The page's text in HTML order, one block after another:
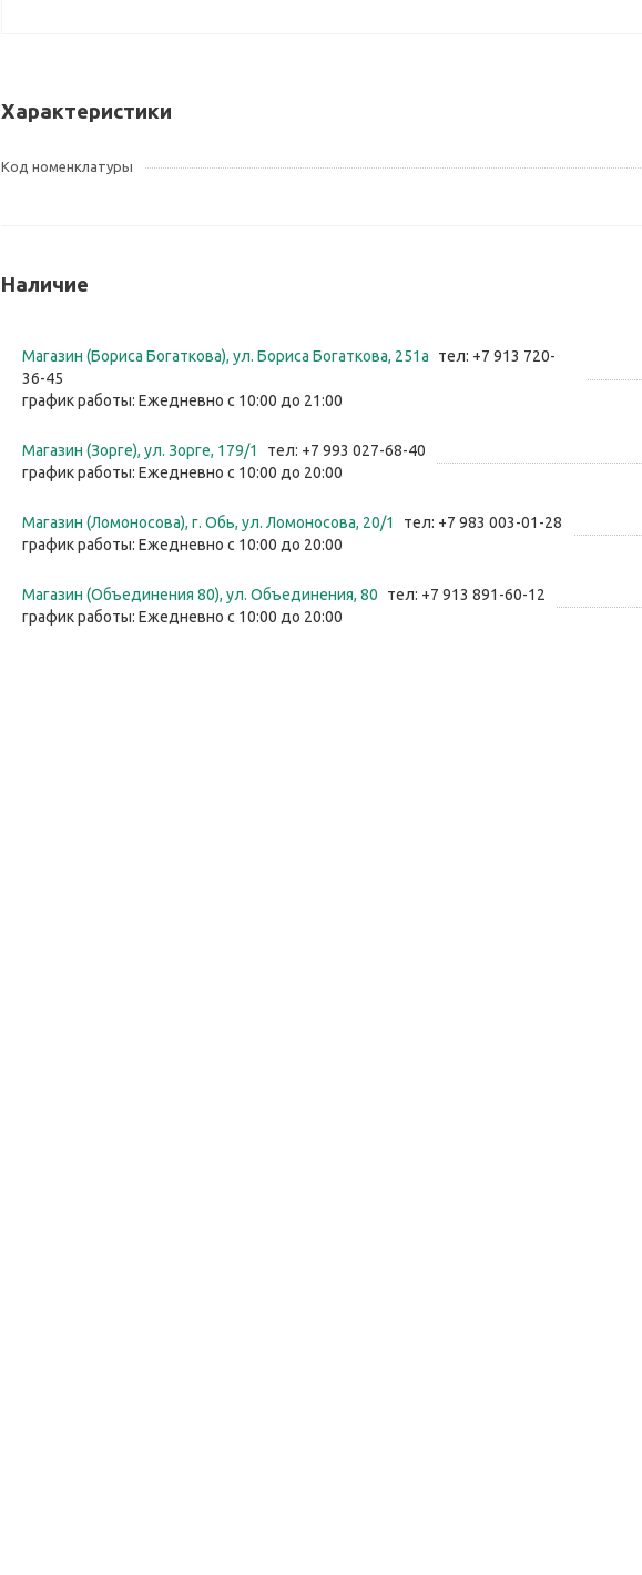
Характеристики
Код номенклатуры
Наличие
Магазин (Бориса Богаткова), ул. Бориса Богаткова, 251а
тел: +7 913 720-
36-45
график работы: Ежедневно с 10:00 до 21:00
Магазин (Зорге), ул. Зорге, 179/1
тел: +7 993 027-68-40
график работы: Ежедневно с 10:00 до 20:00
Магазин (Ломоносова), г. Обь, ул. ​Ломоносова, 20/1
тел: +7 983 003-01-28
график работы: Ежедневно с 10:00 до 20:00
Магазин (Объединения 80), ул. Объединения, 80
тел: +7 913 891-60-12
график работы: Ежедневно с 10:00 до 20:00